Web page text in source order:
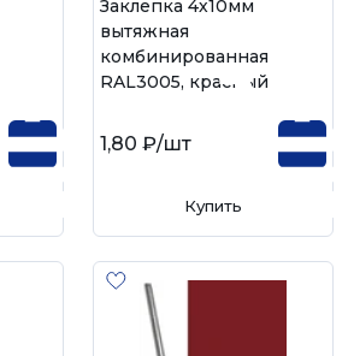
Заклепка 4х10мм
вытяжная
комбинированная
RAL3005, красный
1,80 ₽/шт
Купить